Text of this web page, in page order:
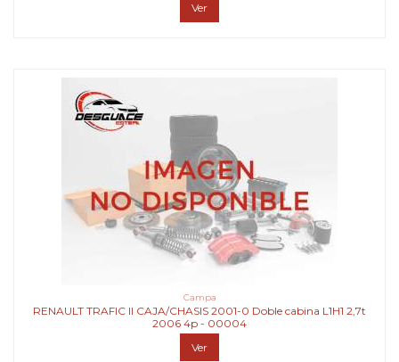
Ver
Campa
RENAULT TRAFIC II CAJA/CHASIS 2001-0 Doble cabina L1H1 2,7t
2006 4p - 00004
Ver